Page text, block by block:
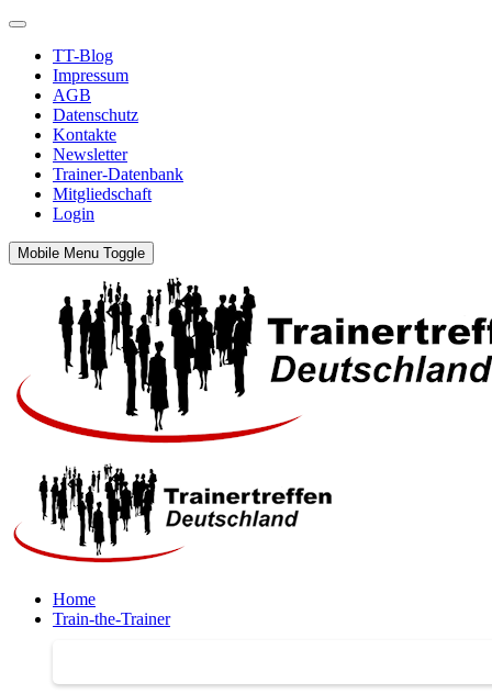
TT-Blog
Impressum
AGB
Datenschutz
Kontakte
Newsletter
Trainer-Datenbank
Mitgliedschaft
Login
Mobile Menu Toggle
Home
Train-the-Trainer